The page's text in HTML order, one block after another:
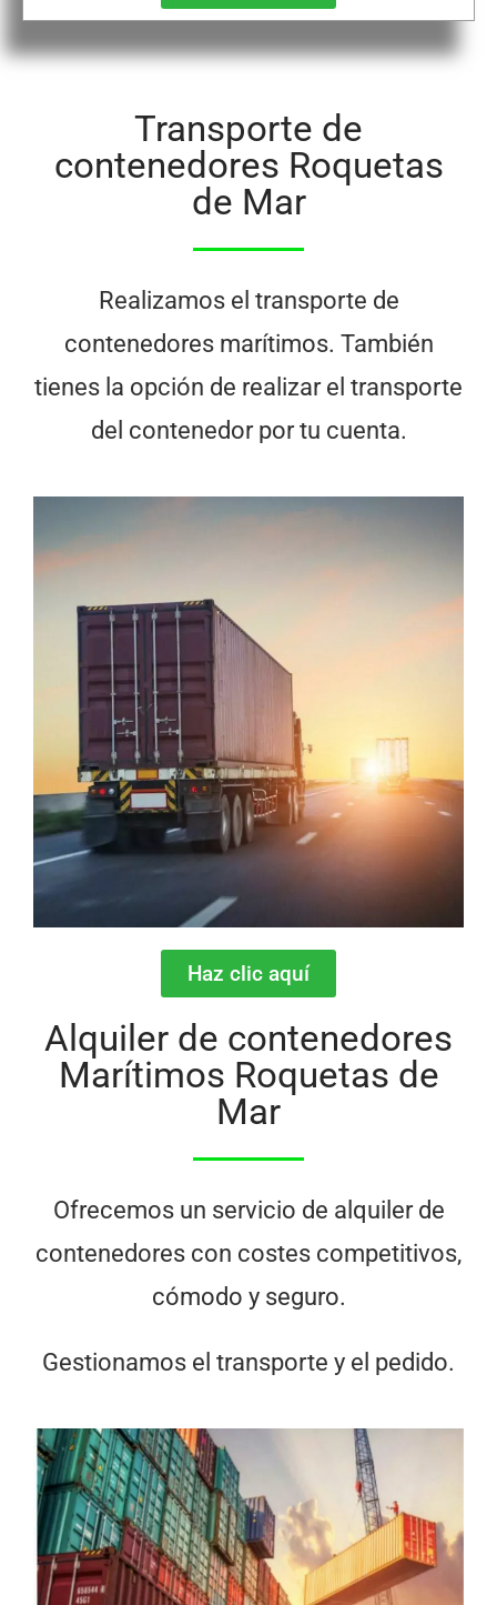
Transporte de
contenedores Roquetas
de Mar
Realizamos el transporte de
contenedores marítimos. También
tienes la opción de realizar el transporte
del contenedor por tu cuenta.
Haz clic aquí
Alquiler de contenedores
Marítimos Roquetas de
Mar
Ofrecemos un servicio de alquiler de
contenedores con costes competitivos,
cómodo y seguro.
Gestionamos el transporte y el pedido.